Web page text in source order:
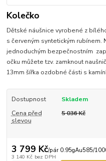
Kolečko
Dětské náušnice vyrobené z
s červeným syntetickým rubínem.
jednoduchým bezpečnostním
očku můžete tzv. zamknout
13mm šířka ozdobné části s
Dostupnost
Skladem
Cena před
slevou
5 036 Kč
3 799 Kč/pár 0.95gAu585/
3 140 Kč bez DPH